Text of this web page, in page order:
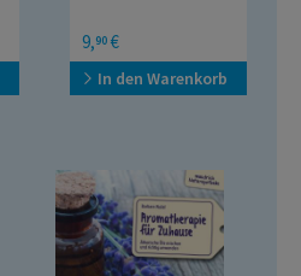
Hilfe bei Schmerzen –
Tipps eines
Kniespezialisten
9,90 €
In den Warenkorb